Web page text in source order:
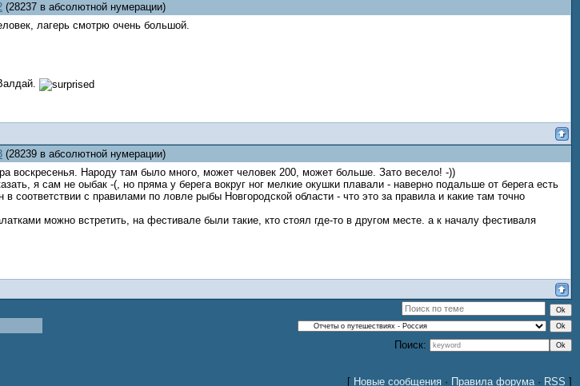
(28237 в абсолютной нумерации)
лагерь смотрю очень большой.
(28239 в абсолютной нумерации)
воскресенья. Народу там было много, может человек 200, может больше. Зато весело! -))
я сам не оыбак -(, но пряма у берега вокруг ног мелкие окушки плавали - наверно подальше от берега есть
соответствии с правилами по ловле рыбы Новгородской области - что это за правила и какие там точно
можно встретить, на фестивале были такие, кто стоял где-то в другом месте. а к началу фестиваля
Поиск:
[ Новые сообщения · Правила форума · RSS ]